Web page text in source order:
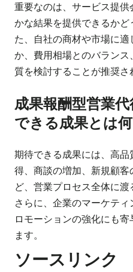
重要なのは、サービス提
かな結果を提供できるかど
た、自社の商材や市場に
か、費用相場とのバラン
質を検討することが推奨さ
成果報酬型営業
できる成果とは
期待できる成果には、高
得、商談の増加、新規顧
ど、営業プロセス全体に渡
さらに、企業のマーケテ
ロモーションの強化にも
ます。
ソースリンク